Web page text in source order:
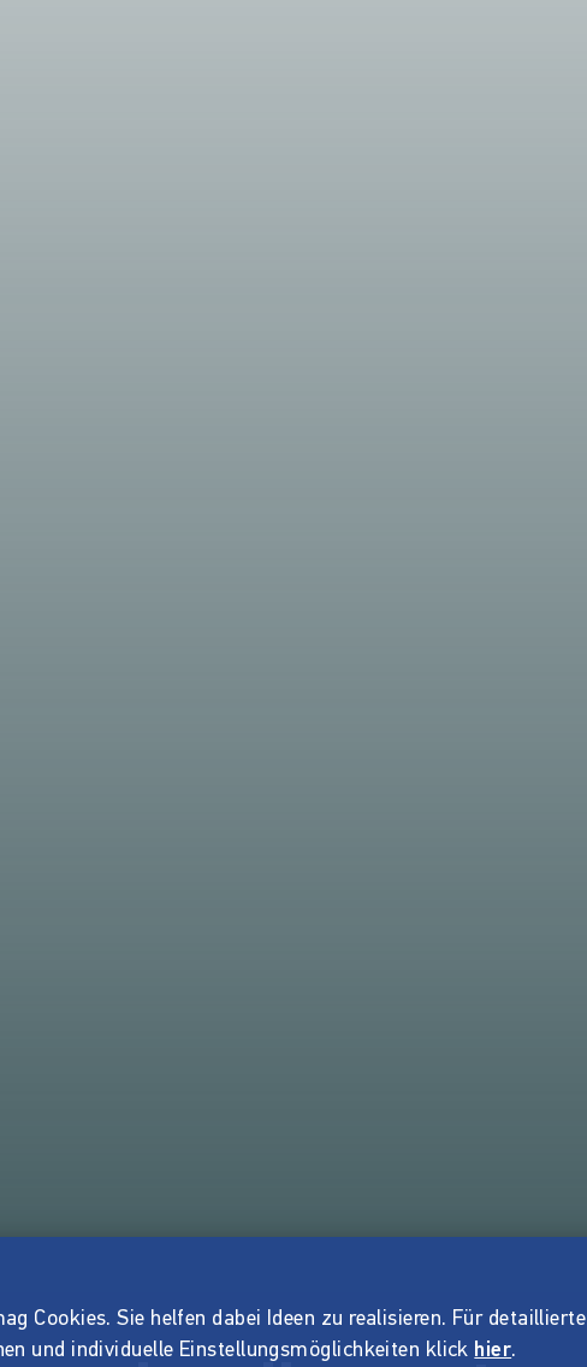
Cookies. Sie helfen dabei Ideen zu realisieren. Für detaillierte
und individuelle Einstellungsmöglichkeiten klick hier.